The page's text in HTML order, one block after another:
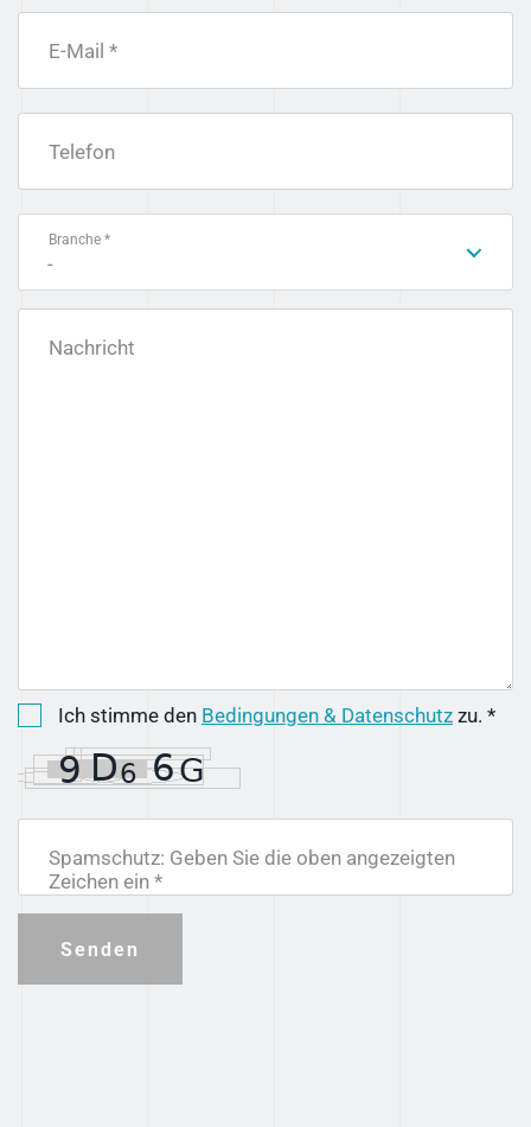
E-Mail *
Telefon
Branche *
-
Nachricht
Ich stimme den Bedingungen & Datenschutz zu. *
Spamschutz: Geben Sie die oben angezeigten
Zeichen ein *
Senden